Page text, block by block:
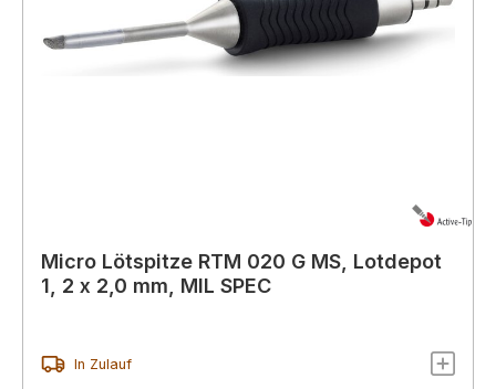
Micro Lötspitze RTM 020 G MS, Lotdepot
1, 2 x 2,0 mm, MIL SPEC
In Zulauf